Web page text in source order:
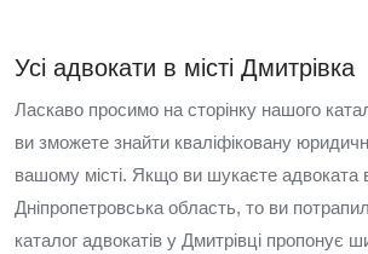
Усі адвокати в місті Дмитрівка
Ласкаво просимо на сторінку нашого
ви зможете знайти кваліфіковану
вашому місті. Якщо ви шукаєте адвоката
Дніпропетровська область, то ви
каталог адвокатів у Дмитрівці пропонує